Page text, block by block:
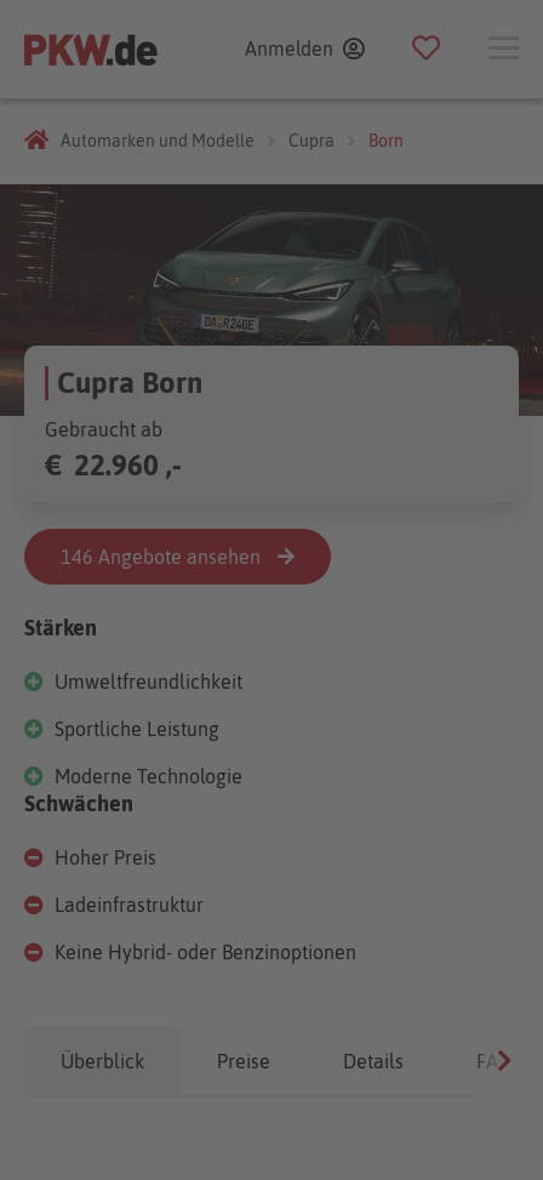
Anmelden
Automarken und Modelle Cupra Born
Cupra Born
Gebraucht ab
€ 22.960 ,-
146 Angebote ansehen
Stärken
Umweltfreundlichkeit
Sportliche Leistung
Moderne Technologie
Schwächen
Hoher Preis
Ladeinfrastruktur
Keine Hybrid- oder Benzinoptionen
Überblick Preise Details FAQ